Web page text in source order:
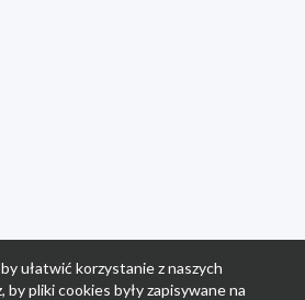
ułatwić korzystanie z naszych
by pliki cookies były zapisywane na